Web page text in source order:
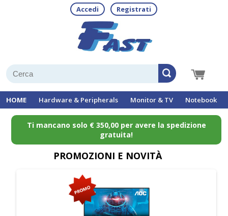
Accedi Registrati
HOME Hardware & Peripherals Monitor & TV Notebook
Ti mancano solo € 350,00 per avere la spedizione
gratuita!
PROMOZIONI E NOVITÀ